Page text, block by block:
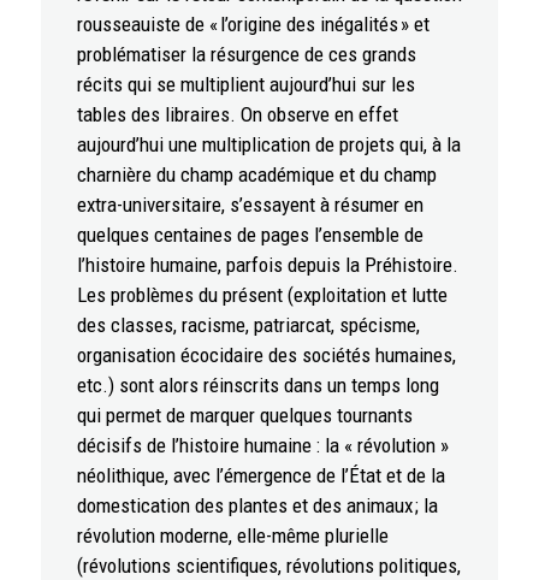
rousseauiste de « l’origine des inégalités » et
problématiser la résurgence de ces grands
récits qui se multiplient aujourd’hui sur les
tables des libraires. On observe en effet
aujourd’hui une multiplication de projets qui, à la
charnière du champ académique et du champ
extra-universitaire, s’essayent à résumer en
quelques centaines de pages l’ensemble de
l’histoire humaine, parfois depuis la Préhistoire.
Les problèmes du présent (exploitation et lutte
des classes, racisme, patriarcat, spécisme,
organisation écocidaire des sociétés humaines,
etc.) sont alors réinscrits dans un temps long
qui permet de marquer quelques tournants
décisifs de l’histoire humaine : la « révolution »
néolithique, avec l’émergence de l’État et de la
domestication des plantes et des animaux ; la
révolution moderne, elle-même plurielle
(révolutions scientifiques, révolutions politiques,